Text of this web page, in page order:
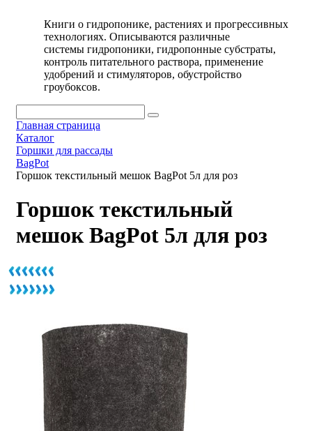
Книги о гидропонике, растениях и прогрессивных
технологиях. Описываются различные
системы гидропоники, гидропонные субстраты,
контроль питательного раствора, применение
удобрений и стимуляторов, обустройство
гроубоксов.
Главная страница
Каталог
Горшки для рассады
BagPot
Горшок текстильный мешок BagPot 5л для роз
Горшок текстильный
мешок BagPot 5л для роз